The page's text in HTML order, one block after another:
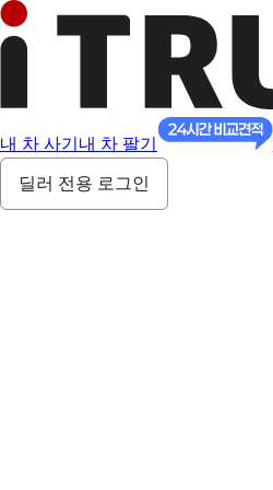
내 차 사기 내 차 팔기
딜러 전용 로그인